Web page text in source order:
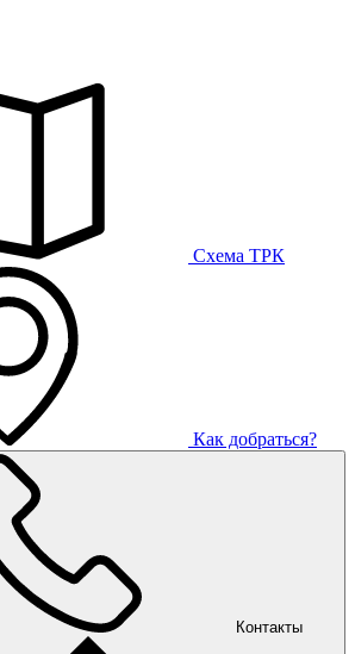
Схема ТРК
Как добраться?
Контакты